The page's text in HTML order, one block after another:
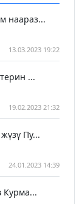
наараз...
13.03.2023 19:22
...
19.02.2023 21:32
Пу...
24.01.2023 14:39
Курма...